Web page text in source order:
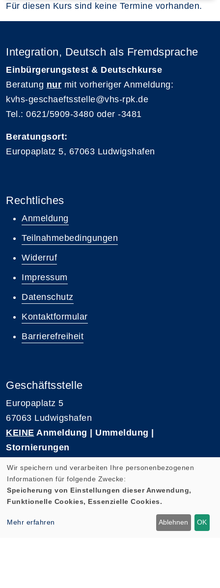
Für diesen Kurs sind keine Termine vorhanden.
Integration, Deutsch als Fremdsprache
Einbürgerungstest & Deutschkurse
Beratung nur mit vorheriger Anmeldung:
kvhs-geschaeftsstelle@vhs-rpk.de
Tel.: 0621/5909-3480 oder -3481
Beratungsort:
Europaplatz 5, 67063 Ludwigshafen
Rechtliches
Anmeldung
Teilnahmebedingungen
Widerruf
Impressum
Datenschutz
Kontaktformular
Barrierefreiheit
Geschäftsstelle
Europaplatz 5
67063 Ludwigshafen
KEINE Anmeldung | Ummeldung |
Stornierungen
E-Mail: kvhs-geschaeftsstelle@vhs-rpk.de
Wir speichern und verarbeiten Ihre personenbezogenen
Informationen für folgende Zwecke:
Speicherung von Einstellungen dieser Anwendung,
Funktionelle Cookies, Essenzielle Cookies.
Mehr erfahren Ablehnen OK